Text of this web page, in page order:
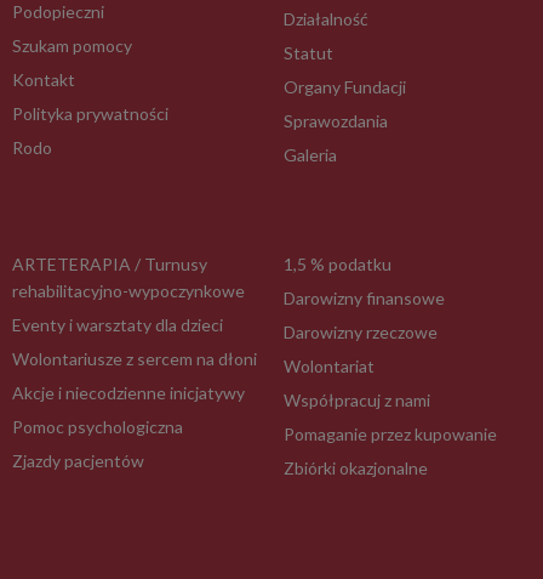
Podopieczni
Szukam pomocy
Kontakt
Polityka prywatności
Rodo
Działalność
Statut
Organy Fundacji
Sprawozdania
Galeria
ARTETERAPIA / Turnusy
rehabilitacyjno-wypoczynkowe
Eventy i warsztaty dla dzieci
Wolontariusze z sercem na dłoni
Akcje i niecodzienne inicjatywy
Pomoc psychologiczna
Zjazdy pacjentów
1,5 % podatku
Darowizny finansowe
Darowizny rzeczowe
Wolontariat
Współpracuj z nami
Pomaganie przez kupowanie
Zbiórki okazjonalne